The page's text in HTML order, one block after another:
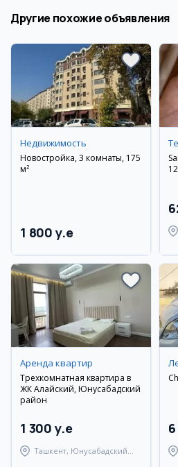
Другие похожие объявления
Недвижимость
Новостройка, 3 комнаты, 175
м²
1 800 y.e
Аренда квартир
Трехкомнатная квартира в
ЖК Алайский, Юнусабадский
район
1 300 y.e
Ташкент, Юнусабадский